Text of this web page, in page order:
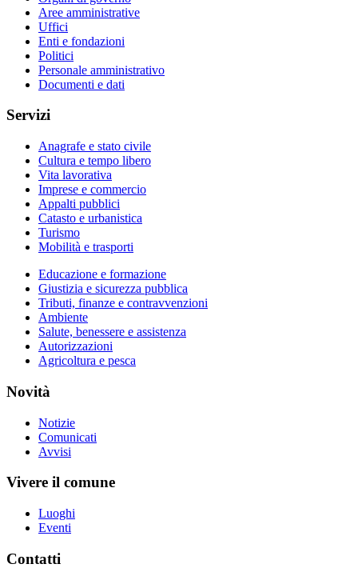
Aree amministrative
Uffici
Enti e fondazioni
Politici
Personale amministrativo
Documenti e dati
Servizi
Anagrafe e stato civile
Cultura e tempo libero
Vita lavorativa
Imprese e commercio
Appalti pubblici
Catasto e urbanistica
Turismo
Mobilità e trasporti
Educazione e formazione
Giustizia e sicurezza pubblica
Tributi, finanze e contravvenzioni
Ambiente
Salute, benessere e assistenza
Autorizzazioni
Agricoltura e pesca
Novità
Notizie
Comunicati
Avvisi
Vivere il comune
Luoghi
Eventi
Contatti